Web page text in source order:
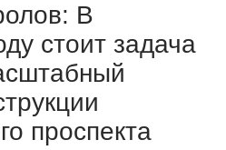
В
стоит задача
проспекта